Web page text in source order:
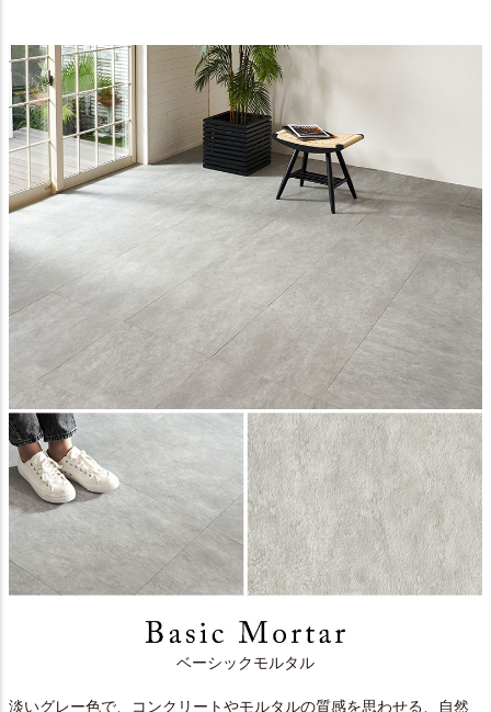
ベーシックモルタル
淡いグレー色で、コンクリートやモルタルの質感を思わせる、自然